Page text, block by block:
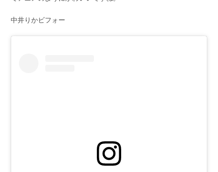
中井りかビフォー